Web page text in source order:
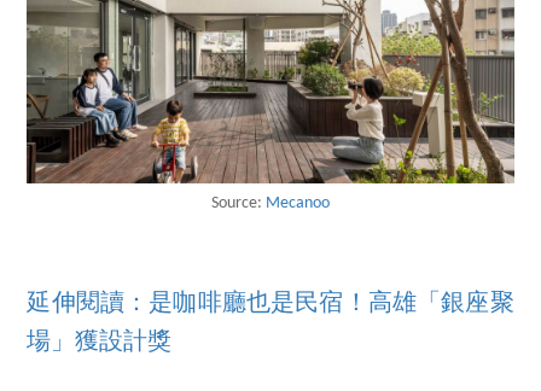
Source: Mecanoo
延伸閱讀：是咖啡廳也是民宿！高雄「銀座聚
場」獲設計獎